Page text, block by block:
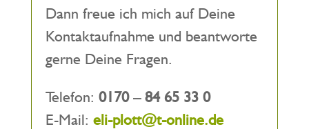
Dann freue ich mich auf Deine
Kontaktaufnahme und beantworte
gerne Deine Fragen.
Telefon: 0170 – 84 65 33 0
E-Mail: eli-plott@t-online.de